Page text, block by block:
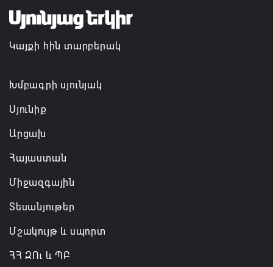
07.08.2026 16:55
Թուրքիան, Սաուդյան Արաբիան և Պակիստանը
Կայքի հին տարբերակ
Խմբագրի սյունյակ
Սյունիք
Արցախ
Հայաստան
Միջազգային
Տեսանյութեր
Մշակույթ և սպորտ
ՀՀ ԶՈւ և ՊԲ